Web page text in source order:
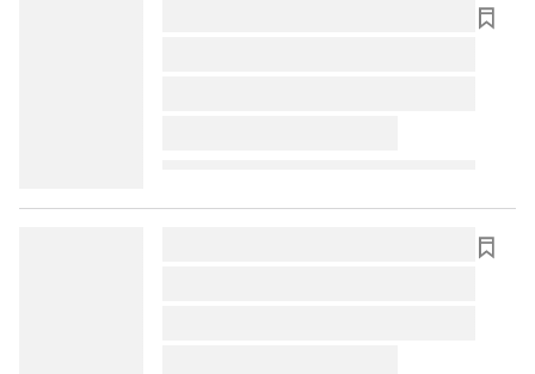
lorem ipsum dolor sit amet ...
lorem ipsum dolor sit amet ...